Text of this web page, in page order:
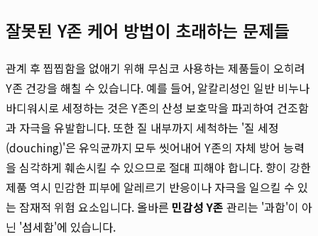
잘못된 Y존 케어 방법이 초래하는 문제들
관계 후 찝찝함을 없애기 위해 무심코 사용하는 제품들이 오히려
Y존 건강을 해칠 수 있습니다. 예를 들어, 알칼리성인 일반 비누나
바디워시로 세정하는 것은 Y존의 산성 보호막을 파괴하여 건조함
과 자극을 유발합니다. 또한 질 내부까지 세척하는 '질 세정
(douching)'은 유익균까지 모두 씻어내어 Y존의 자체 방어 능력
을 심각하게 훼손시킬 수 있으므로 절대 피해야 합니다. 향이 강한
제품 역시 민감한 피부에 알레르기 반응이나 자극을 일으킬 수 있
는 잠재적 위험 요소입니다. 올바른 민감성 Y존 관리는 '과함'이 아
닌 '섬세함'에 있습니다.